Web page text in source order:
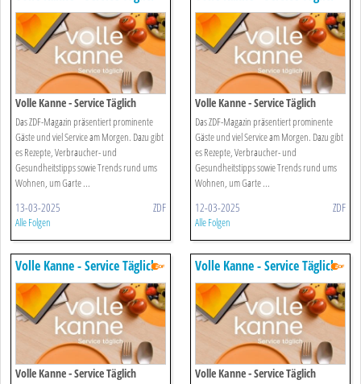
Volle Kanne - Service Täglich
Das ZDF-Magazin präsentiert prominente
Gäste und viel Service am Morgen. Dazu gibt
es Rezepte, Verbraucher- und
Gesundheitstipps sowie Trends rund ums
Wohnen, um Garte ...
13-03-2025 ZDF
Alle Folgen
Volle Kanne - Service Täglich
Das ZDF-Magazin präsentiert prominente
Gäste und viel Service am Morgen. Dazu gibt
es Rezepte, Verbraucher- und
Gesundheitstipps sowie Trends rund ums
Wohnen, um Garte ...
12-03-2025 ZDF
Alle Folgen
Volle Kanne - Service Täglich
Volle Kanne - Service Täglich
Volle Kanne - Service Täglich
Volle Kanne - Service Täglich